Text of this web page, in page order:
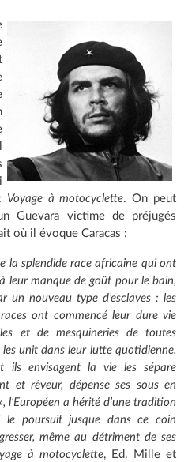
Voyage à motocyclette. On peut
Guevara victime de préjugés
où il évoque Caracas :
la splendide race africaine qui ont
leur manque de goût pour le bain,
un nouveau type d’esclaves : les
ont commencé leur dure vie
et de mesquineries de toutes
unit dans leur lutte quotidienne,
ils envisagent la vie les sépare
et rêveur, dépense ses sous en
l’Européen a hérité d’une tradition
le poursuit jusque dans ce coin
même au détriment de ses
à motocyclette, Ed. Mille et